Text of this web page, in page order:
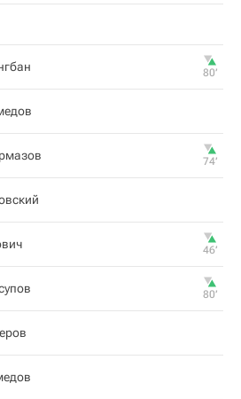
80‎’‎
74‎’‎
46‎’‎
80‎’‎